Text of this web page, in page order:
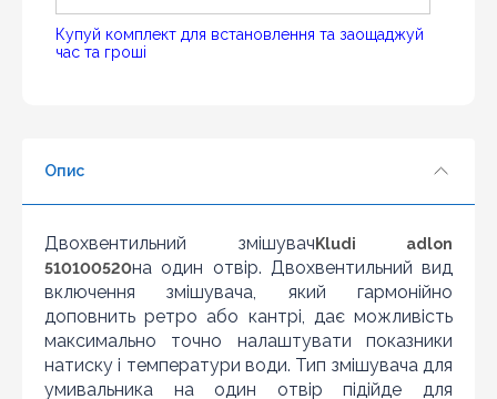
859 грн.
2 з 2
Купуй комплект для встановлення та заощаджуй
час та гроші
Опис
Двохвентильний змішувач Kludi adlon
510100520на один отвір. Двохвентильний вид
включення змішувача, який гармонійно
доповнить ретро або кантрі, дає можливість
максимально точно налаштувати показники
натиску і температури води. Тип змішувача для
умивальника на один отвір підійде для
Шановні клієнти нашого магазину! Якщо ви блукаючи
дешевше ніж у нас ... дайте нам знати, і ми будемо
що товар даної моделі повинен бути у конкурента в
наявності і ціна на даний товар в іншому інтернет-
магазині актуальна і діюча)